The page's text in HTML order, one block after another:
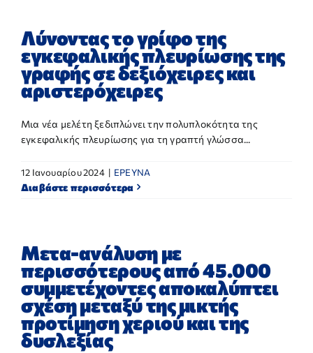
Λύνοντας το γρίφο της
εγκεφαλικής πλευρίωσης της
γραφής σε δεξιόχειρες και
αριστερόχειρες
Μια νέα μελέτη ξεδιπλώνει την πολυπλοκότητα της
εγκεφαλικής πλευρίωσης για τη γραπτή γλώσσα...
12 Ιανουαρίου 2024 | ΕΡΕΥΝΑ
Διαβάστε περισσότερα
Μετα-ανάλυση με
περισσότερους από 45.000
συμμετέχοντες αποκαλύπτει
σχέση μεταξύ της μικτής
προτίμηση χεριού και της
δυσλεξίας